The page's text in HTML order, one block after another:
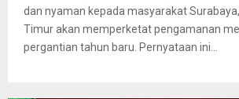
dan nyaman kepada masyarakat
Timur akan memperketat pengamanan
pergantian tahun baru. Pernyataan ini...